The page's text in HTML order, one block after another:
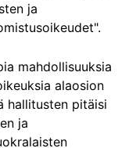
ja
mahdollisuuksia
alaosion
hallitusten pitäisi
ja